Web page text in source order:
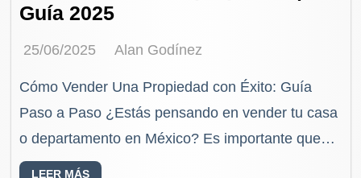
Guía 2025
25/06/2025 Alan Godínez
Cómo Vender Una Propiedad con Éxito: Guía
Paso a Paso ¿Estás pensando en vender tu casa
o departamento en México? Es importante que
sepas que no se trata solo de…
LEER MÁS